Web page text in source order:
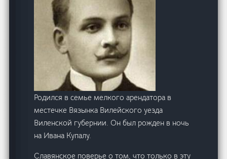
Родился в семье мелкого арендатора в
местечке Вязынка Вилейского уезда
Виленской губернии. Он был рожден в ночь
на Ивана Купалу.
Славянское поверье о том, что только в эту